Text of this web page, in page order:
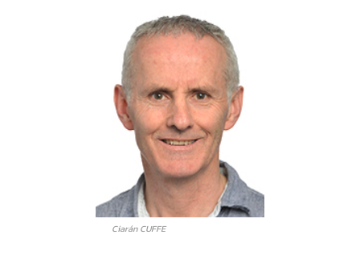
Ciarán CUFFE